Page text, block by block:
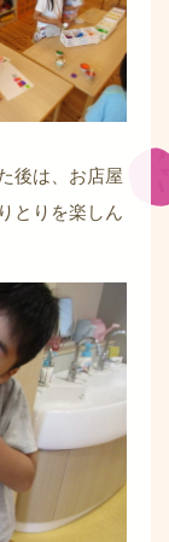
後は、お店屋
とりを楽しん